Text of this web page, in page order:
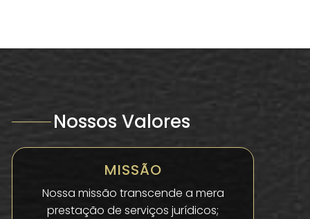
Nossos Valores
MISSÃO
Nossa missão transcende a mera
prestação de serviços jurídicos;